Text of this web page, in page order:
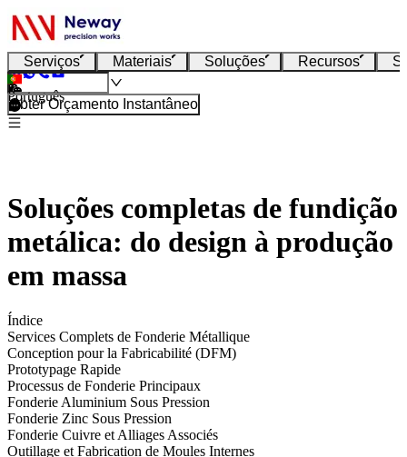
Serviços Materiais Soluções Recursos
Português
Obter Orçamento Instantâneo
Soluções completas de fundição
metálica: do design à produção
em massa
Índice
Services Complets de Fonderie Métallique
Conception pour la Fabricabilité (DFM)
Prototypage Rapide
Processus de Fonderie Principaux
Fonderie Aluminium Sous Pression
Fonderie Zinc Sous Pression
Fonderie Cuivre et Alliages Associés
Outillage et Fabrication de Moules Internes